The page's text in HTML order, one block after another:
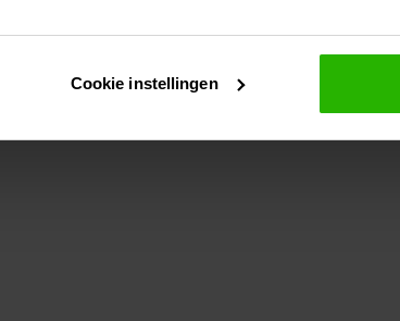
welke cookies worden geplaatst. Je kunt je
Cookie instellingen